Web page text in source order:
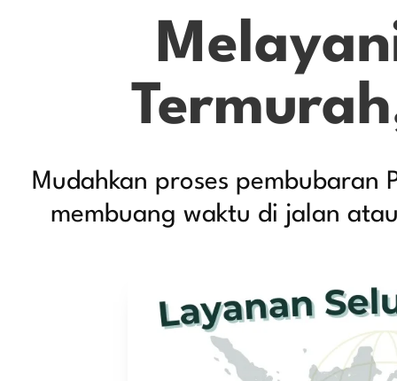
Mudahkan proses pembubaran
membuang waktu di jalan